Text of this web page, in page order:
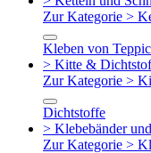
Zur Kategorie >
Kleben von
> Kitte &
Zur Kategorie >
Dichtstoffe
> Klebebänder
Zur Kategorie >